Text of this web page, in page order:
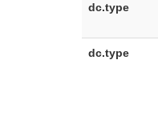
dc.type
dc.type